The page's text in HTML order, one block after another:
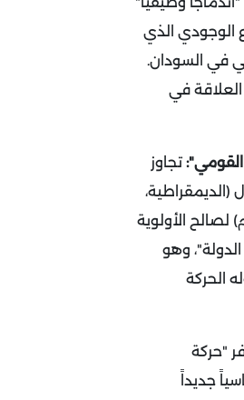
الوجودي الذي
في السودان.
في
القومي": تجاوز
(الديمقراطية،
لصالح الأولوية
وهو
الحركة
"حركة
جديداً